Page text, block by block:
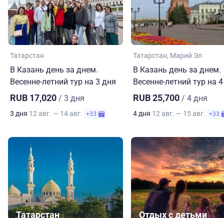
Татарстан
В Казань день за днем.
Весенне-летний тур на 3 дня
RUB 17,020 / 3 дня
3 дня 12 авг. — 14 авг. +33
Татарстан Марий Эл
В Казань день за днем.
Весенне-летний тур на
RUB 25,700 / 4 дня
4 дня 12 авг. — 15 авг. +33
Татарстан Отдых с детьми